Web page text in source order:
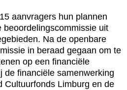
aanvragers hun plannen
beoordelingscommissie uit
Na de openbare
in beraad gegaan om te
op een financiële
de financiële samenwerking
Cultuurfonds Limburg en de